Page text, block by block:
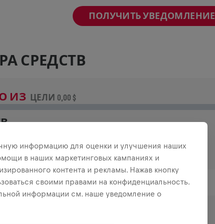
ПОЛУЧИТЬ УВЕДОМЛЕНИЕ
СРЕДСТВ
ИЗ ЦЕЛИ 0,00 $
травм спинного мозга.
информацию для оценки и улучшения наших
в наших маркетинговых кампаниях и
контента и рекламы. Нажав кнопку
своими правами на конфиденциальность.
информации см. наше уведомление о